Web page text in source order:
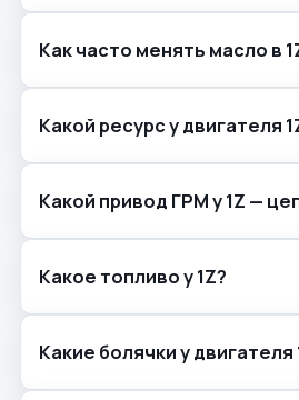
Как часто менять масло в
Какой ресурс у двигателя
Какой привод ГРМ у 1Z —
Какое топливо у 1Z?
Какие болячки у двигателя